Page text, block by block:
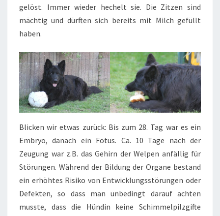
gelöst. Immer wieder hechelt sie. Die Zitzen sind
mächtig und dürften sich bereits mit Milch gefüllt
haben.
Blicken wir etwas zurück: Bis zum 28. Tag war es ein
Embryo, danach ein Fötus. Ca. 10 Tage nach der
Zeugung war z.B. das Gehirn der Welpen anfällig für
Störungen. Während der Bildung der Organe bestand
ein erhöhtes Risiko von Entwicklungsstörungen oder
Defekten, so dass man unbedingt darauf achten
musste, dass die Hündin keine Schimmelpilzgifte